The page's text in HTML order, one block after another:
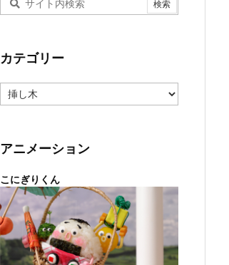
カテゴリー
テ
ー
アニメーション
こにぎりくん